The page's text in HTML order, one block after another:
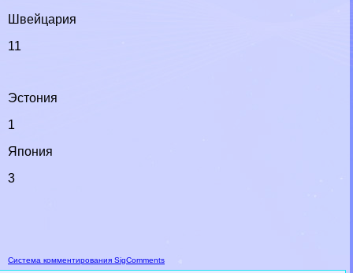
Швейцария
11
Эстония
1
Япония
3
Система комментирования SigComments